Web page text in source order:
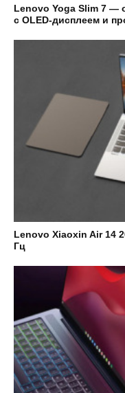
Lenovo Yoga Slim 7 —
с OLED-дисплеем и
Lenovo Xiaoxin Air 14
Гц